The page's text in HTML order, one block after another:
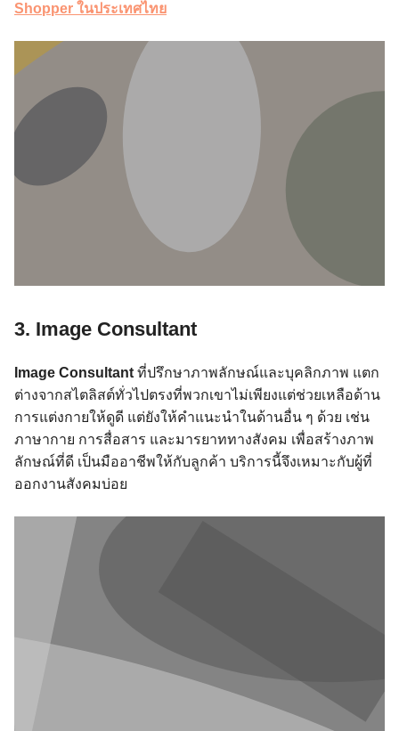
Shopper ในประเทศไทย
3. Image Consultant
Image Consultant ที่ปรึกษาภาพลักษณ์และบุคลิกภาพ แตก
ต่างจากสไตลิสต์ทั่วไปตรงที่พวกเขาไม่เพียงแต่ช่วยเหลือด้าน
การแต่งกายให้ดูดี แต่ยังให้คำแนะนำในด้านอื่น ๆ ด้วย เช่น
ภาษากาย การสื่อสาร และมารยาททางสังคม เพื่อสร้างภาพ
ลักษณ์ที่ดี เป็นมืออาชีพให้กับลูกค้า บริการนี้จึงเหมาะกับผู้ที่
ออกงานสังคมบ่อย